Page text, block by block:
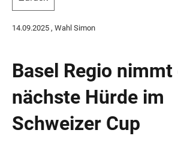
14.09.2025 , Wahl Simon
Basel Regio nimmt
nächste Hürde im
Schweizer Cup